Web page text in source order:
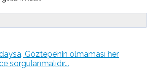
Göztepe’nin olmaması her
sorgulanmalıdır...